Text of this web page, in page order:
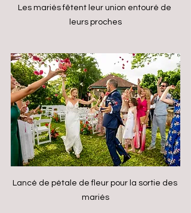
Les mariés fêtent leur union entouré de
leurs proches
Lancé de pétale de fleur pour la sortie des
mariés